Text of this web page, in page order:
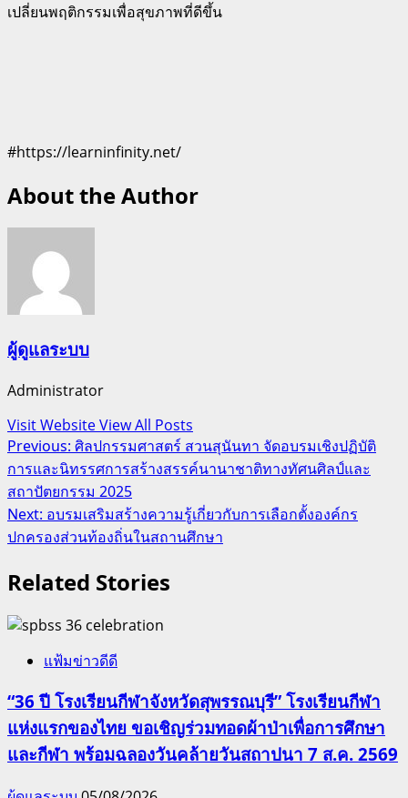
เปลี่ยนพฤติกรรมเพื่อสุขภาพที่ดีขึ้น
#https://learninfinity.net/
About the Author
ผู้ดูแลระบบ
Administrator
Visit WebsiteView All Posts
Post
navigation
Previous: ศิลปกรรมศาสตร์ สวนสุนันทา จัดอบรมเชิงปฏิบัติ
การและนิทรรศการสร้างสรรค์นานาชาติทางทัศนศิลป์และ
สถาปัตยกรรม 2025
Next: อบรมเสริมสร้างความรู้เกี่ยวกับการเลือกตั้งองค์กร
ปกครองส่วนท้องถิ่นในสถานศึกษา
Related Stories
แฟ้มข่าวดีดี
“36 ปี โรงเรียนกีฬาจังหวัดสุพรรณบุรี” โรงเรียนกีฬา
แห่งแรกของไทย ขอเชิญร่วมทอดผ้าป่าเพื่อการศึกษา
และกีฬา พร้อมฉลองวันคล้ายวันสถาปนา 7 ส.ค. 2569